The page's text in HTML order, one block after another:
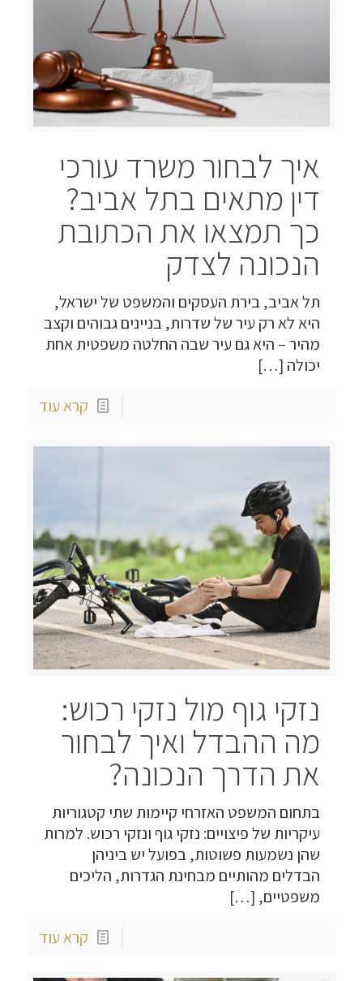
איך לבחור משרד עורכי
דין מתאים בתל אביב?
כך תמצאו את הכתובת
הנכונה לצדק
תל אביב, בירת העסקים והמשפט של ישראל,
היא לא רק עיר של שדרות, בניינים גבוהים וקצב
מהיר – היא גם עיר שבה החלטה משפטית אחת
יכולה […]
קרא עוד
נזקי גוף מול נזקי רכוש:
מה ההבדל ואיך לבחור
את הדרך הנכונה?
בתחום המשפט האזרחי קיימות שתי קטגוריות
עיקריות של פיצויים: נזקי גוף ונזקי רכוש. למרות
שהן נשמעות פשוטות, בפועל יש ביניהן
הבדלים מהותיים מבחינת הגדרות, הליכים
משפטיים, […]
קרא עוד